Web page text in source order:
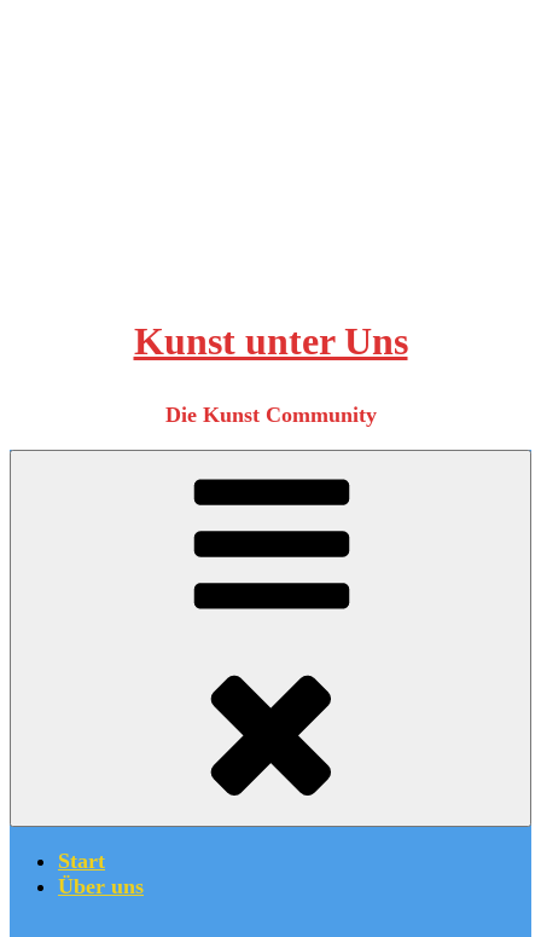
Kunst unter Uns
Die Kunst Community
Start
Über uns